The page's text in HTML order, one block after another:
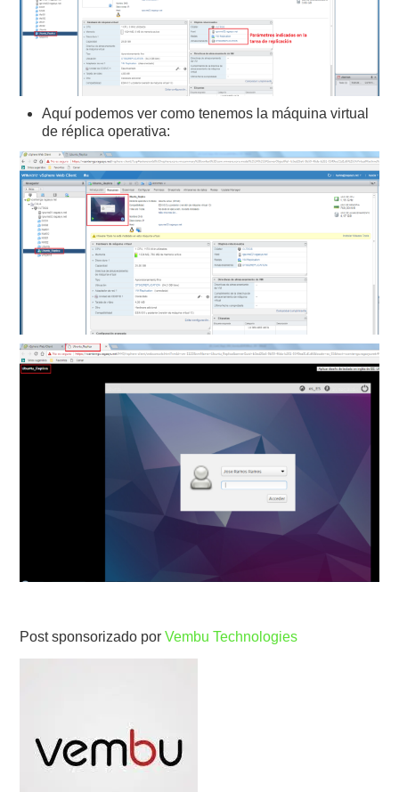
Aquí podemos ver como tenemos la máquina virtual
de réplica operativa:
Post sponsorizado porVembu Technologies